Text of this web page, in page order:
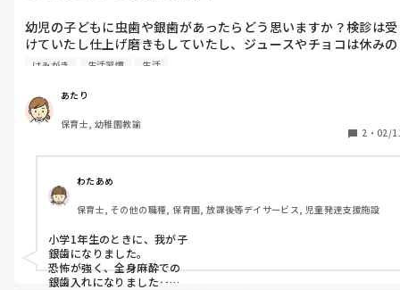
幼児の子どもに虫歯や銀歯があったらどう思いますか？検診は受
けていたし仕上げ磨きもしていたし、ジュースやチョコは休みの
日だけだったのにしていました。でも気づいてもらった時には、
子どもよりも私自身が気にしすぎています。親がそんな気にする
と子どもにも影響してしまいますよね。
周りの子に何か言われないか、先生や保護者に何か言われない
か…私自身は受け持ちの子がそうでも、頑張ったんだねくらいし
か思わないですが…
ここに書くことではないかもしれませんが、回答いただけると嬉
しいです。
はみがき 生活習慣 生活
あたり
保育士, 幼稚園教諭
2 ・ 02/
わたあめ
保育士, その他の職種, 保育園, 放課後等デイサービス, 児童発達支援施設
小学1年生のときに、我が子
銀歯になりました。
恐怖が強く、全身麻酔での
銀歯入れになりました‥